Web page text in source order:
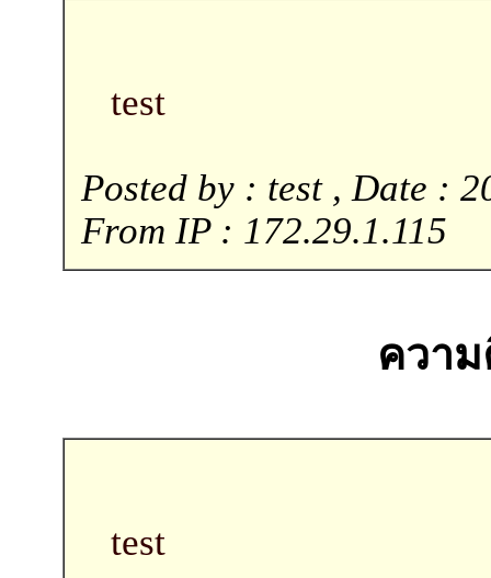
test
Posted by : test , Date :
From IP : 172.29.1.115
ควา
test